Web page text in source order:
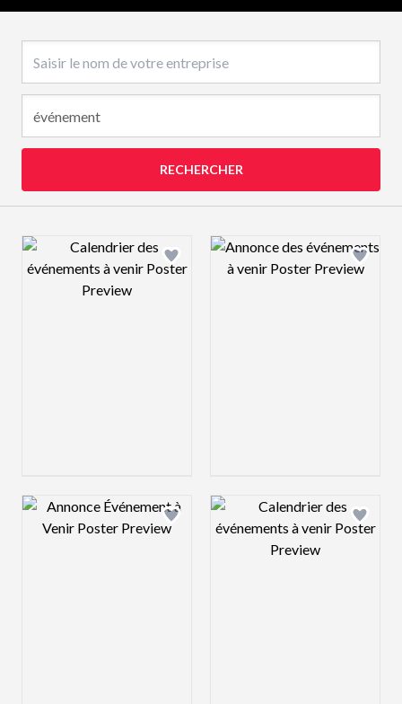
RECHERCHER
Design preview image Design preview
Design preview image Design preview